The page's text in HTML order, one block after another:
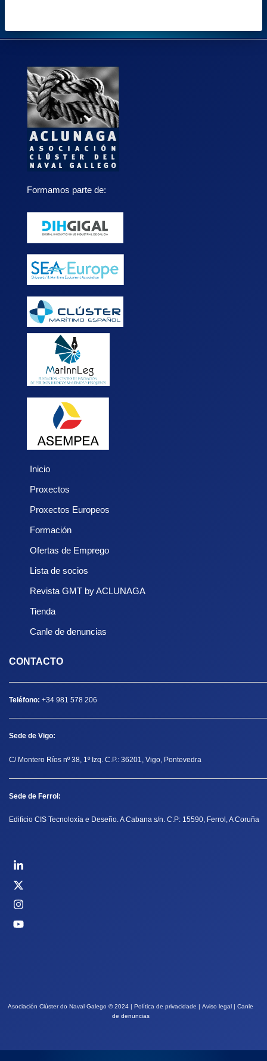
Formamos parte de:
Inicio
Proxectos
Proxectos Europeos
Formación
Ofertas de Emprego
Lista de socios
Revista GMT by ACLUNAGA
Tienda
Canle de denuncias
CONTACTO
Teléfono: +34 981 578 206
Sede de Vigo:
C/ Montero Ríos nº 38, 1º Izq. C.P.: 36201, Vigo, Pontevedra
Sede de Ferrol:
Edificio CIS Tecnoloxía e Deseño. A Cabana s/n. C.P: 15590, Ferrol, A Coruña
Asociación Clúster do Naval Galego ©2024 | Política de privacidade Aviso legal
Canle
de denuncias